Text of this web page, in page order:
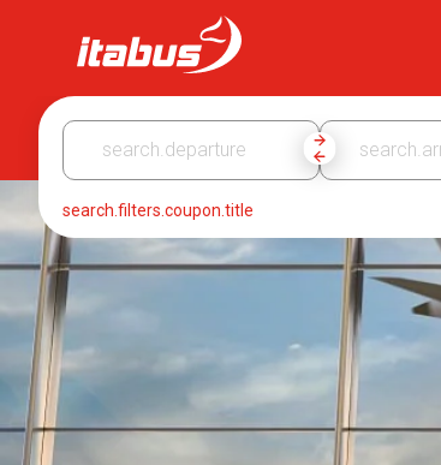
search.filters.coupon.title